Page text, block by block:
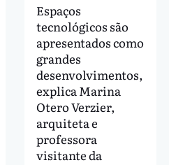
Espaços
tecnológicos são
apresentados como
grandes
desenvolvimentos,
explica Marina
Otero Verzier,
arquiteta e
professora
visitante da